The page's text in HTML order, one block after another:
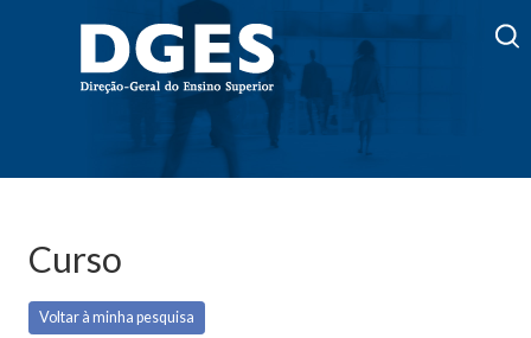
Curso
Voltar à minha pesquisa